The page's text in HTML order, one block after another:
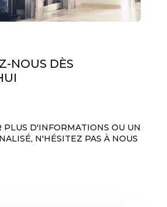
NOUS DÈS
PLUS D'INFORMATIONS OU UN
N'HÉSITEZ PAS À NOUS